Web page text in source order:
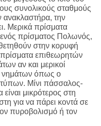
συνολικούς σταθμούς
ανακλαστήρα, την
Μερικά πρίσματα
πρίσματος Πολωνός,
στην κορυφή
επιθεωρητών
αν και μερικοί
νημάτων όπως ο
Μίνι πάσσαλος-
μικρότερος στη
για να πάρει κοντά σε
πυροβολισμό ή τον